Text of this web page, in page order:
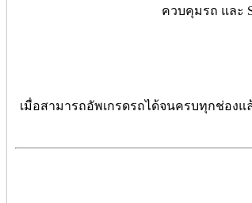
ควบคุมรถ และ
เมื่อสามารถอัพเกรดรถได้จนครบทุกช่อง